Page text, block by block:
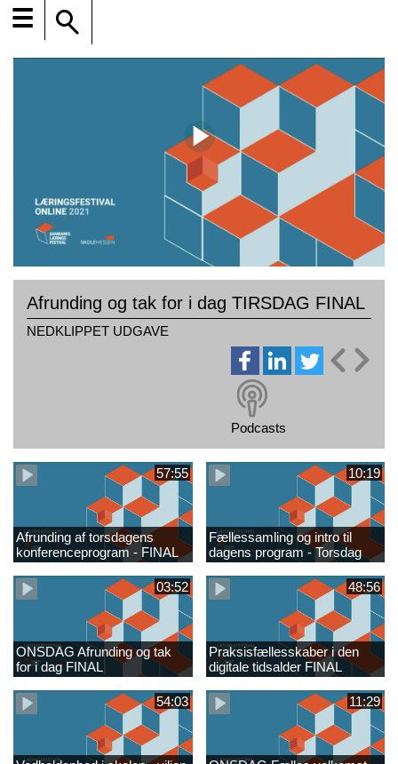
☰
Afrunding og tak for i dag TIRSDAG FINAL
NEDKLIPPET UDGAVE
Podcasts
57:55
Afrunding af torsdagens
konferenceprogram - FINAL
10:19
Fællessamling og intro til
dagens program - Torsdag
03:52
ONSDAG Afrunding og tak
for i dag FINAL
48:56
Praksisfællesskaber i den
digitale tidsalder FINAL
54:03 11:29